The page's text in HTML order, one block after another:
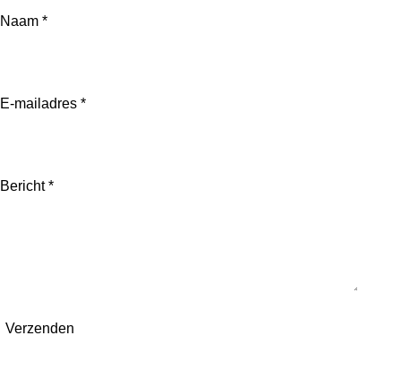
Naam *
E-mailadres *
Bericht *
Verzenden